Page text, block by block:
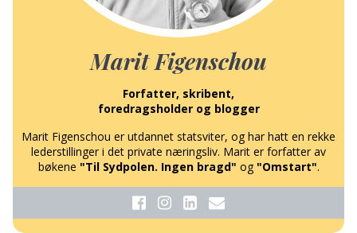
Marit Figenschou
Forfatter, skribent,
foredragsholder og blogger
Marit Figenschou er utdannet statsviter, og har hatt en rekke
lederstillinger i det private næringsliv. Marit er forfatter av
bøkene "Til Sydpolen. Ingen bragd" og "Omstart".